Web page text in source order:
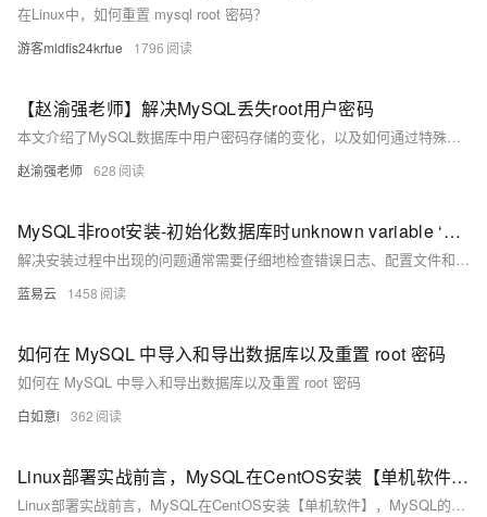
在Linux中，如何重置 mysql root 密码？
游客mldfis24krfue 1796
【赵渝强老师】解决MySQL丢失root用户密码
本文介绍了MySQL数据库中用户密码存储的变化，以及如何通过特殊方法重置root用户的密码。从MySQL 5.7版本开始，密码字段由“password”改为“authentication_string”。文章详细列出了重置密码的步骤，并提供了相关代码示例和视频教程。
赵渝强老师 628
MySQL非root安装-初始化数据库时unknown variable ‘defaults-file=**/my.cnf‘
解决安装过程中出现的问题通常需要仔细地检查错误日志、配置文件和执行命令，保证各项配置设置的精确无误是顺利完成安装的关键。通过上述的步骤分析和解决方案，非root用户安装MySQL时遇到"unknown variable 'defaults-file=**/my.cnf'"的问题应该可以得到妥善的解决。
蓝易云 1458
如何在 MySQL 中导入和导出数据库以及重置 root 密码
如何在 MySQL 中导入和导出数据库以及重置 root 密码
白如意i 362
Linux部署实战前言，MySQL在CentOS安装【单机软件】，MySQL的安装需要root权限,yum install mysql,systemctl enable mysqld开机自启的意思
Linux部署实战前言，MySQL在CentOS安装【单机软件】，MySQL的安装需要root权限,yum install mysql,systemctl enable mysqld开机自启的意思